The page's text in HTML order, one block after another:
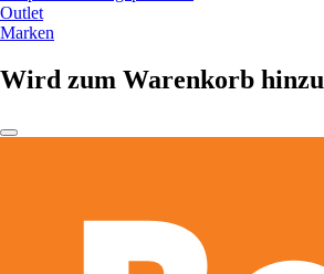
Outlet
Marken
Wird zum Warenkorb